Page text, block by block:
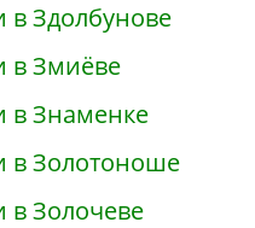
в Здолбунове
в Змиёве
в Знаменке
в Золотоноше
в Золочеве